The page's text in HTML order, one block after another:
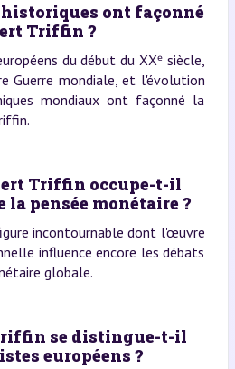
ont façonné
Triffin ?
du début du XXᵉ siècle,
Guerre mondiale, et l'évolution
mondiaux ont façonné la
Triffin occupe-t-il
pensée monétaire ?
incontournable dont l'œuvre
influence encore les débats
globale.
se distingue-t-il
européens ?